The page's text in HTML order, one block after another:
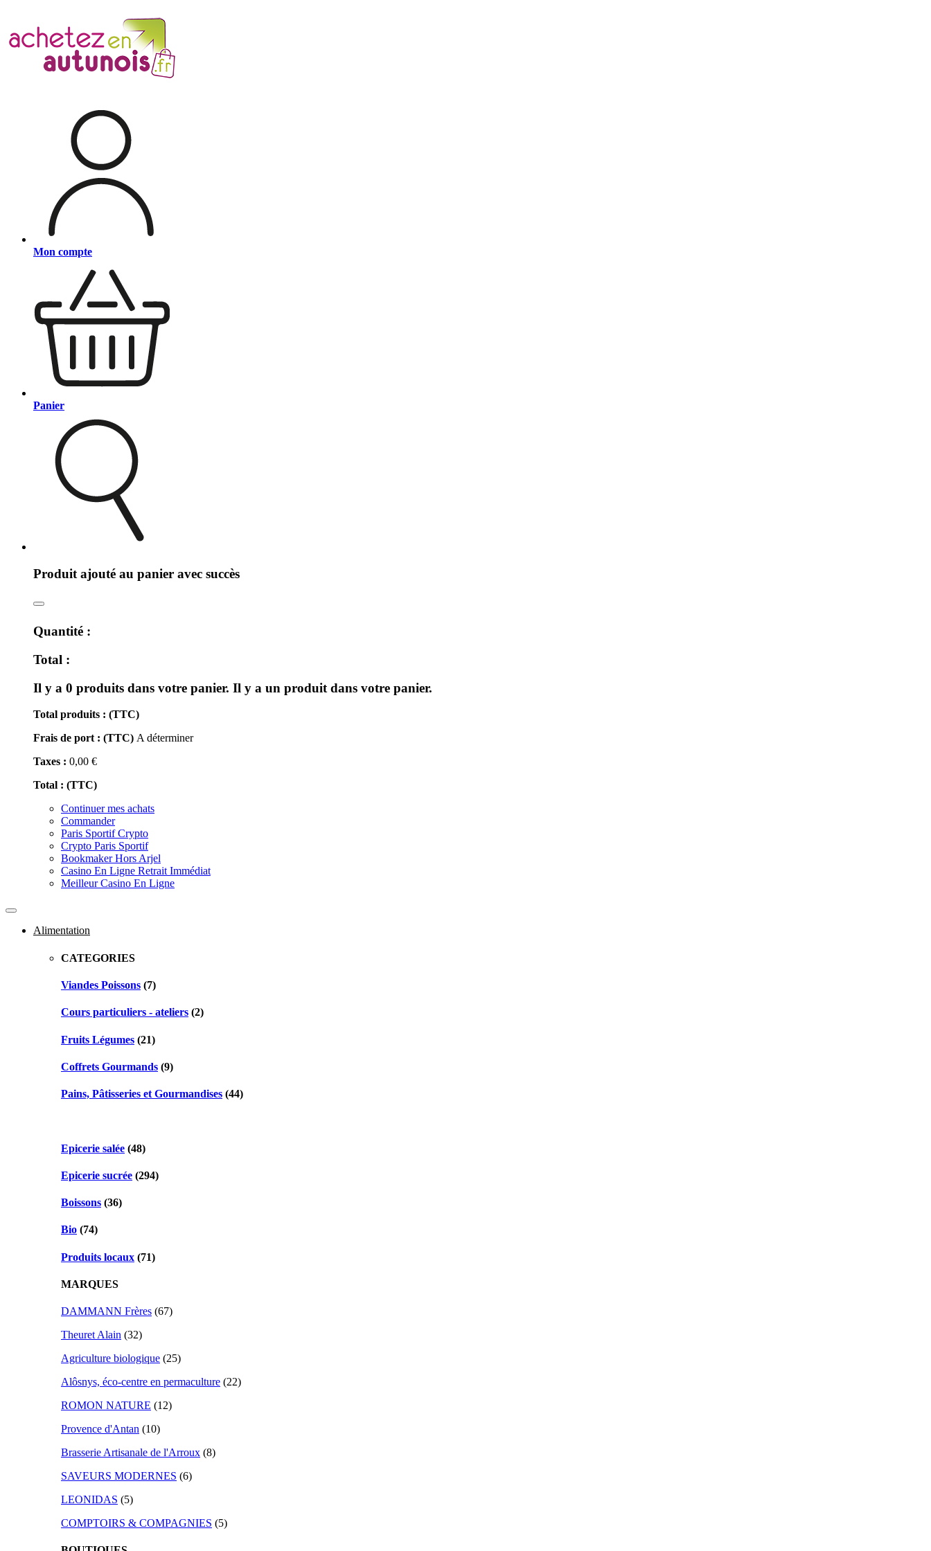
Mon compte
Panier
Produit ajouté au panier avec succès
Quantité :
Total :
Il y a 0 produits dans votre panier. Il y a un produit dans votre panier.
Total produits : (TTC)
Frais de port : (TTC) A déterminer
Taxes : 0,00 €
Total : (TTC)
Continuer mes achats
Commander
Paris Sportif Crypto
Crypto Paris Sportif
Bookmaker Hors Arjel
Casino En Ligne Retrait Immédiat
Meilleur Casino En Ligne
Toggle
navigationAlimentation
CATEGORIES
Viandes Poissons (7)
Cours particuliers - ateliers (2)
Fruits Légumes (21)
Coffrets Gourmands (9)
Pains, Pâtisseries et Gourmandises (44)
Epicerie salée (48)
Epicerie sucrée (294)
Boissons (36)
Bio (74)
Produits locaux (71)
MARQUES
DAMMANN Frères (67)
Theuret Alain (32)
Agriculture biologique (25)
Alôsnys, éco-centre en permaculture (22)
ROMON NATURE (12)
Provence d'Antan (10)
Brasserie Artisanale de l'Arroux (8)
SAVEURS MODERNES (6)
LEONIDAS (5)
COMPTOIRS & COMPAGNIES (5)